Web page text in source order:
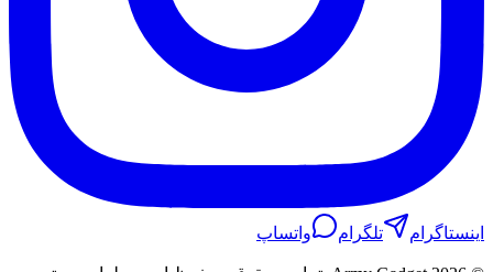
اینستاگرام تلگرام واتساپ